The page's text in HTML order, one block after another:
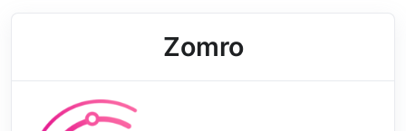
Zomro